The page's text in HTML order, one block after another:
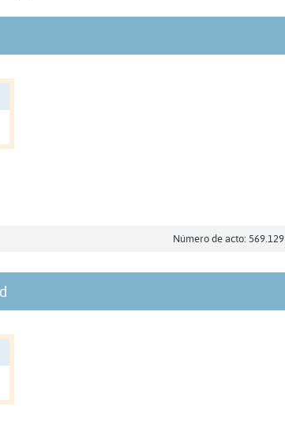
Número de acto: 569.129